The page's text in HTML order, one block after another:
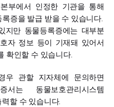
부에서 인정한 기관을 통해
증을 발급 받을 수 있습니다.
지만 동물등록증에는 대부분
자 정보 등이 기재돼 있어서
확인할 수 있습니다.
우 관할 지자체에 문의하면
는 동물보호관리시스템
력할 수 있습니다.